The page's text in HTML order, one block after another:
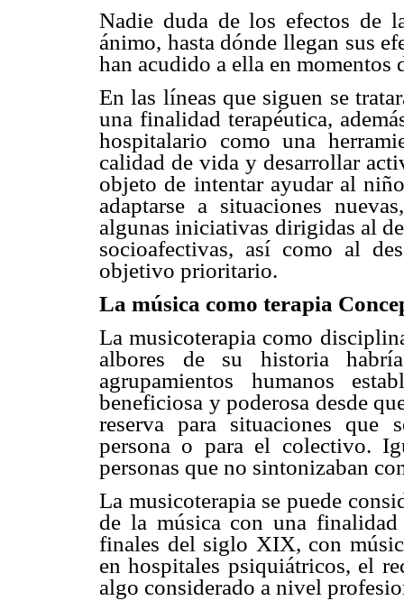
Nadie duda de los efectos de
ánimo, hasta dónde llegan sus
han acudido a ella en momentos
En las líneas que siguen se
una finalidad terapéutica,
hospitalario como una
calidad de vida y desarrollar
objeto de intentar ayudar al
adaptarse a situaciones
algunas iniciativas dirigidas al
socioafectivas, así como al
objetivo prioritario.
La música como terapia
La musicoterapia como
albores de su historia
agrupamientos humanos
beneficiosa y poderosa desde
reserva para situaciones que
persona o para el colectivo.
personas que no sintonizaban
La musicoterapia se puede
de la música con una
finales del siglo XIX, con
en hospitales psiquiátricos, el
algo considerado a nivel